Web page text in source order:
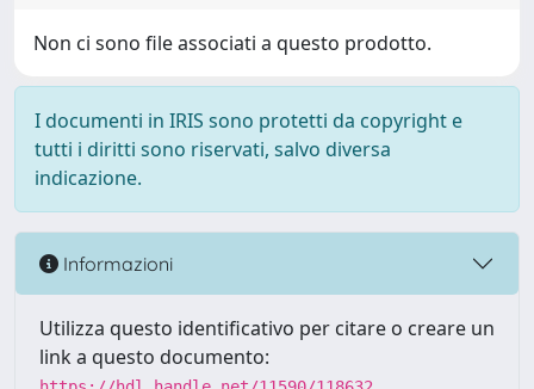
Non ci sono file associati a questo prodotto.
I documenti in IRIS sono protetti da copyright e
tutti i diritti sono riservati, salvo diversa
indicazione.
Informazioni
Utilizza questo identificativo per citare o creare un
link a questo documento: